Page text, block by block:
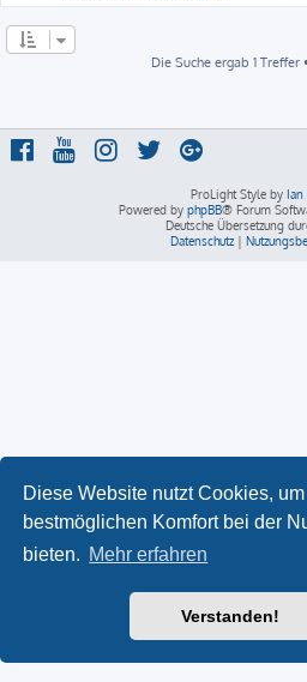
Diese Website nutzt Cookies,
bestmöglichen Komfort bei der
bieten. Mehr erfahren
Verstanden!
Die Suche ergab 1 Treffer
ProLight Style by Ian
Powered by phpBB® Forum
Deutsche Übersetzung
Datenschutz |